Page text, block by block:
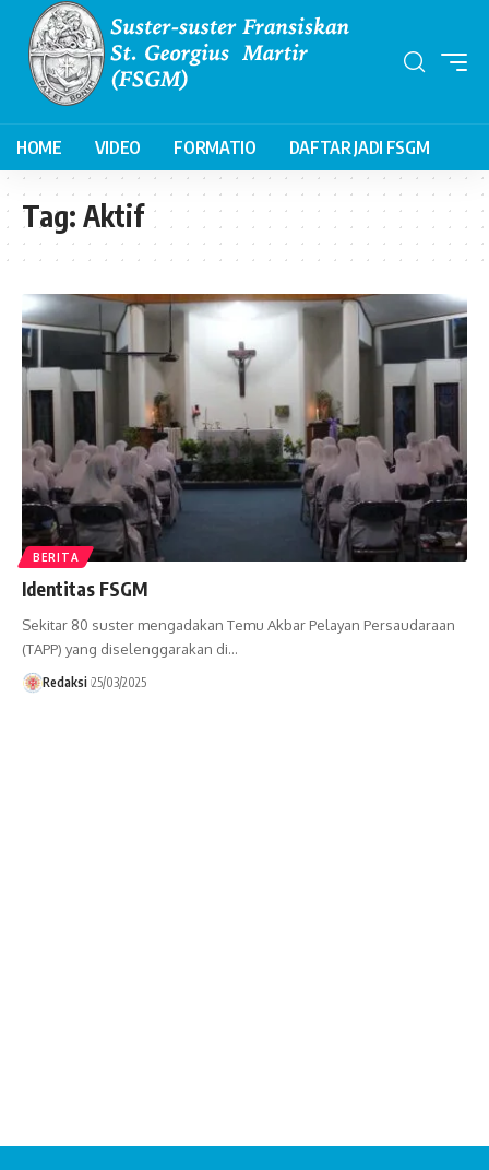
HOME VIDEO FORMATIO DAFTAR JADI FSGM
Tag: Aktif
BERITA
Identitas FSGM
Sekitar 80 suster mengadakan Temu Akbar Pelayan Persaudaraan
(TAPP) yang diselenggarakan di…
Redaksi 25/03/2025